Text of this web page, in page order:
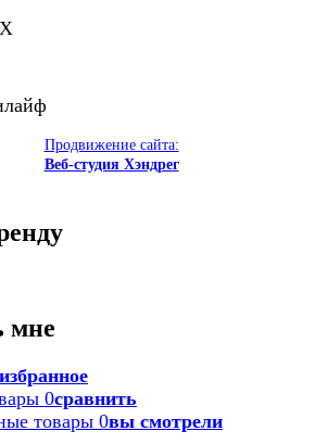
Продвижение сайта:
Веб-студия Хэндрег
мне
избранное
0сравнить
товары 0вы смотрели